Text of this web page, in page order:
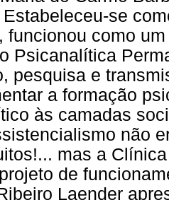
Estabeleceu-se
funcionou como
Psicanalítica
pesquisa e
a formação
às camadas
não
mas a
de
Laender